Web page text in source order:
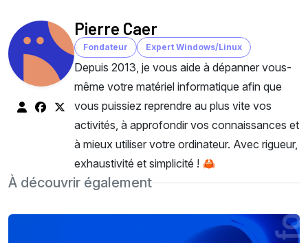
Pierre Caer
Fondateur Expert Windows/Linux
Depuis 2013, je vous aide à dépanner vous-
même votre matériel informatique afin que
vous puissiez reprendre au plus vite vos
activités, à approfondir vos connaissances et
à mieux utiliser votre ordinateur. Avec rigueur,
exhaustivité et simplicité ! 🦀
À découvrir également